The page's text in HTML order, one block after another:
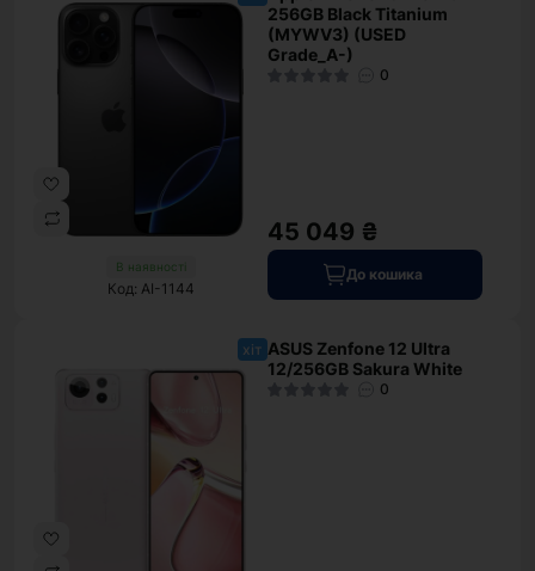
В наявності
Код: AI-1144
256GB Black Titanium
(MYWV3) (USED
Grade_A-)
0
45 049 ₴
До кошика
хіт ASUS Zenfone 12 Ultra
12/256GB Sakura White
0